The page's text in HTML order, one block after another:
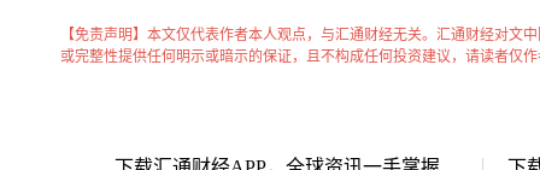
【免责声明】本文仅代表作者本人观点，与汇通财经无关。汇通财经对文
或完整性提供任何明示或暗示的保证，且不构成任何投资建议，请读者仅